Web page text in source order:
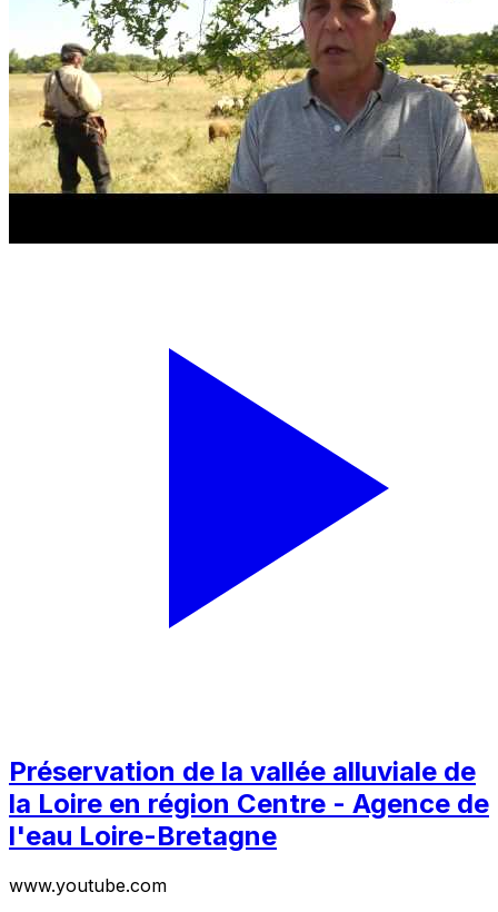
Préservation de la vallée alluviale de
la Loire en région Centre - Agence de
l'eau Loire-Bretagne
www.youtube.com